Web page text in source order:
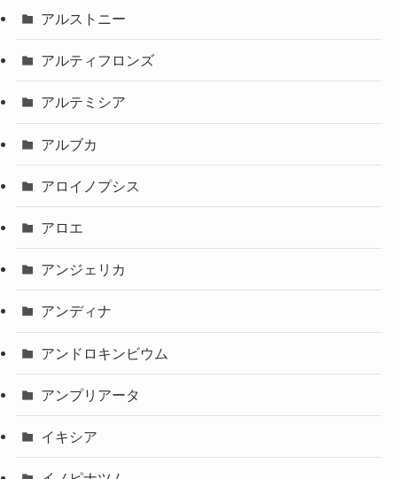
アルストニー
アルティフロンズ
アルテミシア
アルブカ
アロイノプシス
アロエ
アンジェリカ
アンディナ
アンドロキンビウム
アンプリアータ
イキシア